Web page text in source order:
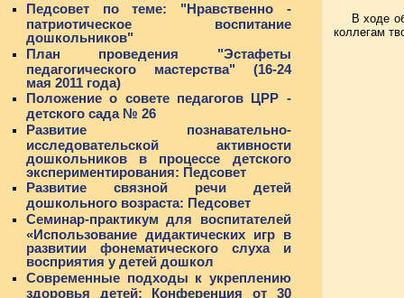
Педсовет по теме: "Нравственно -
патриотическое воспитание
дошкольников"
План проведения "Эстафеты
педагогического мастерства" (16-24
мая 2011 года)
Положение о совете педагогов ЦРР -
детского сада № 26
Развитие познавательно-
исследовательской активности
дошкольников в процессе детского
экспериментирования: Педсовет
Развитие связной речи детей
дошкольного возраста: Педсовет
Семинар-практикум для воспитателей
«Использование дидактических игр в
развитии фонематического слуха и
восприятия у детей дошкол
Современные подходы к укреплению
здоровья детей: Конференция от 30
В ходе
коллегам